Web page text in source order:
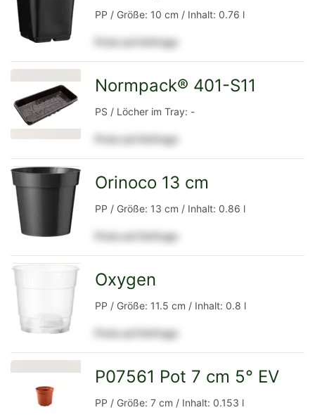
Detailseite
PP / Größe: 10 cm / Inhalt: 0.76 l
Preis auf Anfrage
Detailseite
Normpack® 401-S11
PS / Löcher im Tray: -
Preis auf Anfrage
Detailseite
Orinoco 13 cm
PP / Größe: 13 cm / Inhalt: 0.86 l
Preis auf Anfrage
Detailseite
Oxygen
PP / Größe: 11.5 cm / Inhalt: 0.8 l
Preis auf Anfrage
P07561 Pot 7 cm 5° EV
PP / Größe: 7 cm / Inhalt: 0.153 l